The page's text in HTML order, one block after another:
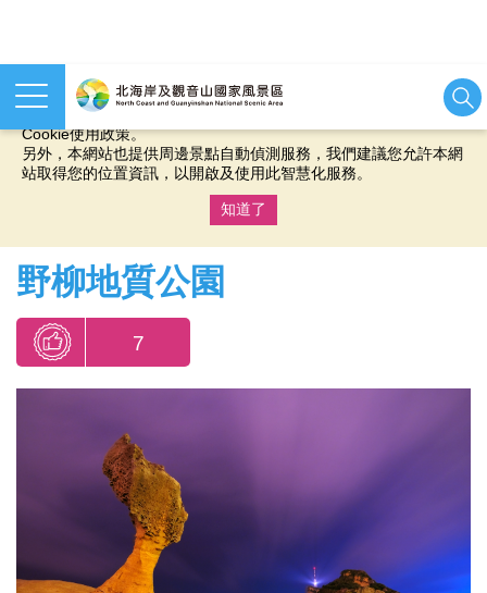
本網站使用cookies等相關技術以持續優化網站服務，並有助於為
您提供更佳的體驗，當您繼續使用本網站即表示您同意我們的
Cookie使用政策。
另外，本網站也提供周邊景點自動偵測服務，我們建議您允許本網
站取得您的位置資訊，以開啟及使用此智慧化服務。
知道了
野柳地質公園
7